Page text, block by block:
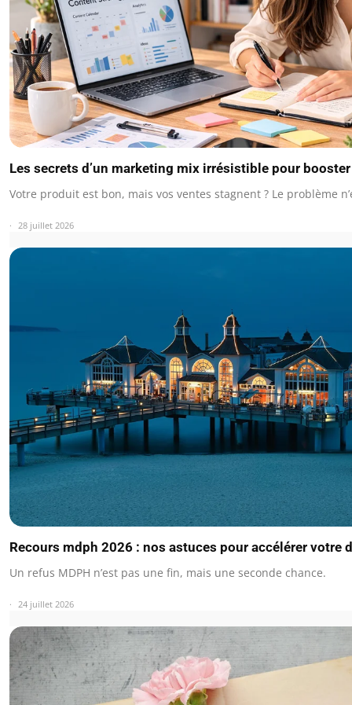
Les secrets d’un marketing mix irrésistible pour
Votre produit est bon, mais vos ventes stagnent ? Le problème
28 juillet 2026
Recours mdph 2026 : nos astuces pour accélérer votre
Un refus MDPH n’est pas une fin, mais une seconde chance.
24 juillet 2026